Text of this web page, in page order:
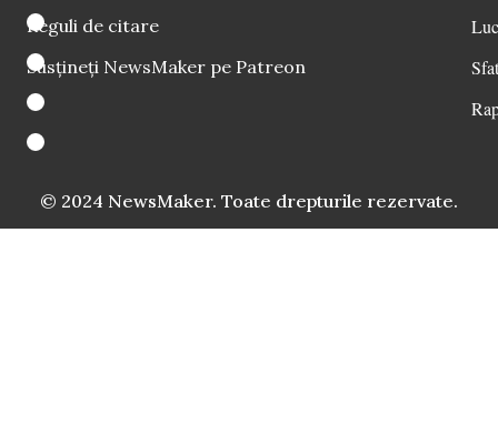
Reguli de citare
Susțineți NewsMaker pe Patreon
© 2024 NewsMaker. Toate drepturile rezervate.